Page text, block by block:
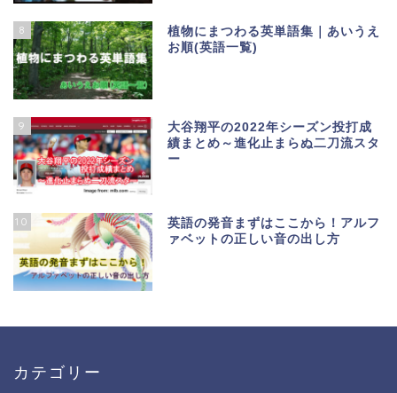
8
植物にまつわる英単語集｜あいうえ
お順(英語一覧)
9
大谷翔平の2022年シーズン投打成
績まとめ～進化止まらぬ二刀流スタ
ー
10
英語の発音まずはここから！アルフ
ァベットの正しい音の出し方
カテゴリー